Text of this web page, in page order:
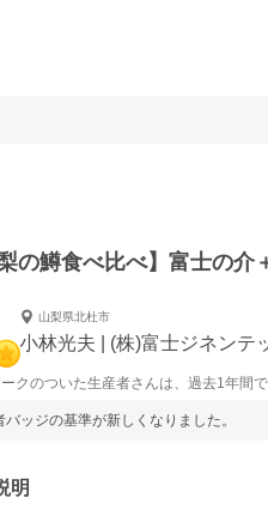
梨の鱒食べ比べ】富士の
山梨県北杜市
小林光夫 | (株)富士ジネンテ
クのついた生産者さんは、過去1年間
バッジの基準が新しくなりました。
明